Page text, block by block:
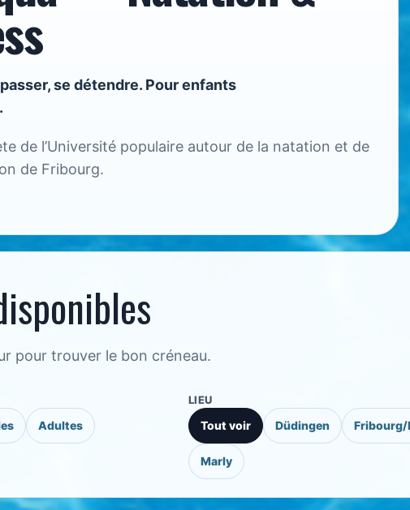
se détendre. Pour enfants
de l’Université populaire autour de la natation et de
de Fribourg.
pour trouver le bon créneau.
Adultes
LIEU
Tout voir Düdingen Fribourg/
Marly